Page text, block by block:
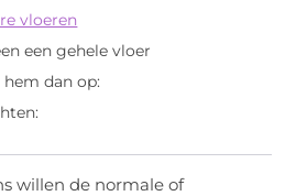
vloeren
een gehele vloer
dan op:
willen de normale of